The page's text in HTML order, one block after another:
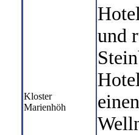
Kloster
Marienhöh
und